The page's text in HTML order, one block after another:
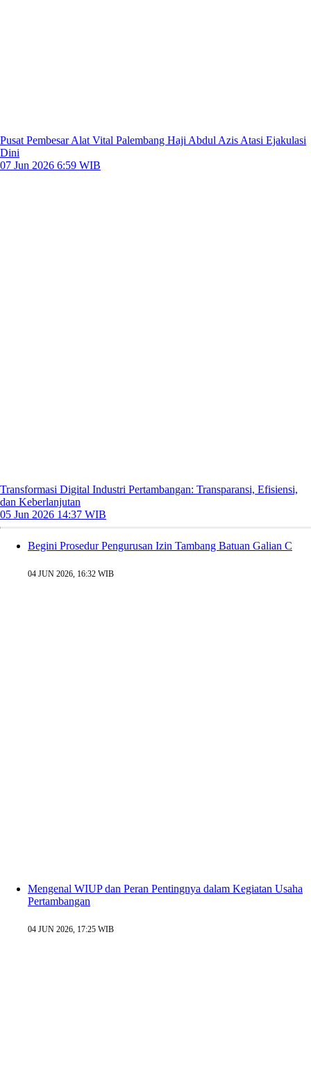
Pusat Pembesar Alat Vital Palembang Haji Abdul Azis Atasi Ejakulasi
Dini
07 Jun 2026 6:59 WIB
Transformasi Digital Industri Pertambangan: Transparansi, Efisiensi,
dan Keberlanjutan
05 Jun 2026 14:37 WIB
Begini Prosedur Pengurusan Izin Tambang Batuan Galian C
04 JUN 2026, 16:32 WIB
Mengenal WIUP dan Peran Pentingnya dalam Kegiatan Usaha
Pertambangan
04 JUN 2026, 17:25 WIB